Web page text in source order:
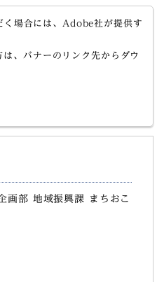
く場合には、Adobe社が提供す
、バナーのリンク先からダウ
画部 地域振興課 まちおこ